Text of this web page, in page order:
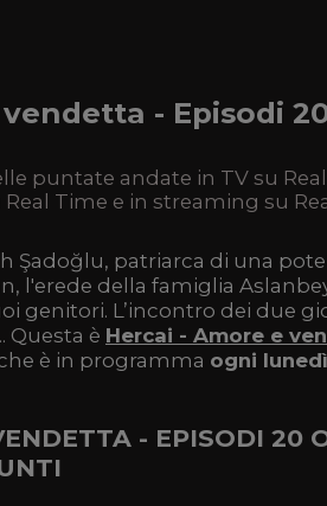
- Episodi
puntate andate in TV su
Time e in streaming su
Şadoğlu, patriarca di una
l'erede della famiglia
genitori. L’incontro dei due
Questa è Hercai - Amore e
è in programma ogni
- EPISODI 20